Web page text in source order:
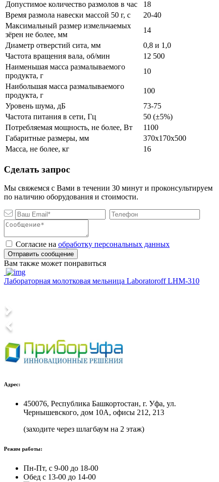
Допустимое количество размолов в час
18
Время размола навески массой 50 г, с
20-40
Максимальный размер измельчаемых
зёрен не более, мм
14
Диаметр отверстий сита, мм
0,8 и 1,0
Частота вращения вала, об/мин
12 500
Наименьшая масса размалываемого
продукта, г
10
Наибольшая масса размалываемого
продукта, г
100
Уровень шума, дБ
73-75
Частота питания в сети, Гц
50 (±5%)
Потребляемая мощность, не более, Вт
1100
Габаритные размеры, мм
370х170х500
Масса, не более, кг
16
Сделать запрос
Мы свяжемся с Вами в течении 30 минут и проконсультируем
по наличию оборудования и стоимости.
Согласие на обработку персональных данных
Отправить сообщение
Вам также может понравиться
Лабораторная молотковая мельница Laboratoroff LHM-310
Адрес:
450076, Республика Башкортостан, г. Уфа, ул.
Чернышевского, дом 10А, офисы 212, 213
(заходите через шлагбаум на 2 этаж)
Режим работы:
Пн-Пт, с 9-00 до 18-00
Обед с 13-00 до 14-00